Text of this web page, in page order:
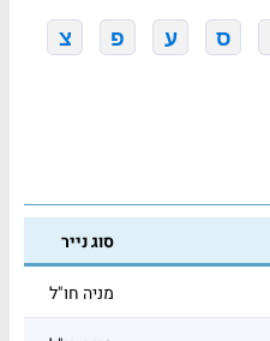
ס ע פ צ
סוג נייר
מניה חו"ל